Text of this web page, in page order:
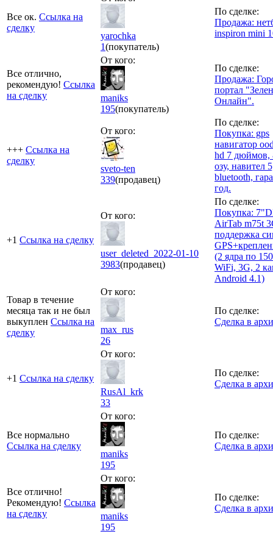
Все ок. Ссылка на
сделку
yarochka
1(покупатель)
По сделке:
Продажа:
inspiron mini
Все отлично,
рекомендую! Ссылка
на сделку
От кого:
maniks
195(покупатель)
По сделке:
Продажа:
портал
Онлайн".
+++ Ссылка на
сделку
От кого:
sveto-ten
339(продавец)
По сделке:
Покупка: gps
навигатор
hd 7 дюймов,
озу, навител
bluetooth,
год.
+1 Ссылка на сделку
От кого:
user_deleted_2022-01-10
3983(продавец)
По сделке:
Покупка:
AirTab m75t
поддержка
(2 ядра по
WiFi, 3G, 2
Android 4.1)
Товар в течение
месяца так и не был
выкуплен Ссылка на
сделку
От кого:
max_rus
26
По сделке:
Сделка в
+1 Ссылка на сделку
От кого:
RusAl_krk
33
По сделке:
Сделка в
Все нормально
Ссылка на сделку
От кого:
maniks
195
По сделке:
Сделка в
Все отлично!
Рекомендую! Ссылка
на сделку
От кого:
maniks
195
По сделке:
Сделка в